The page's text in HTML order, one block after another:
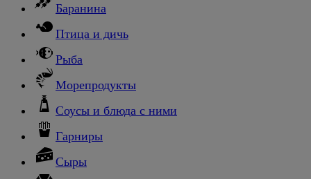
Баранина
Птица и дичь
Рыба
Морепродукты
Соусы и блюда с ними
Гарниры
Сыры